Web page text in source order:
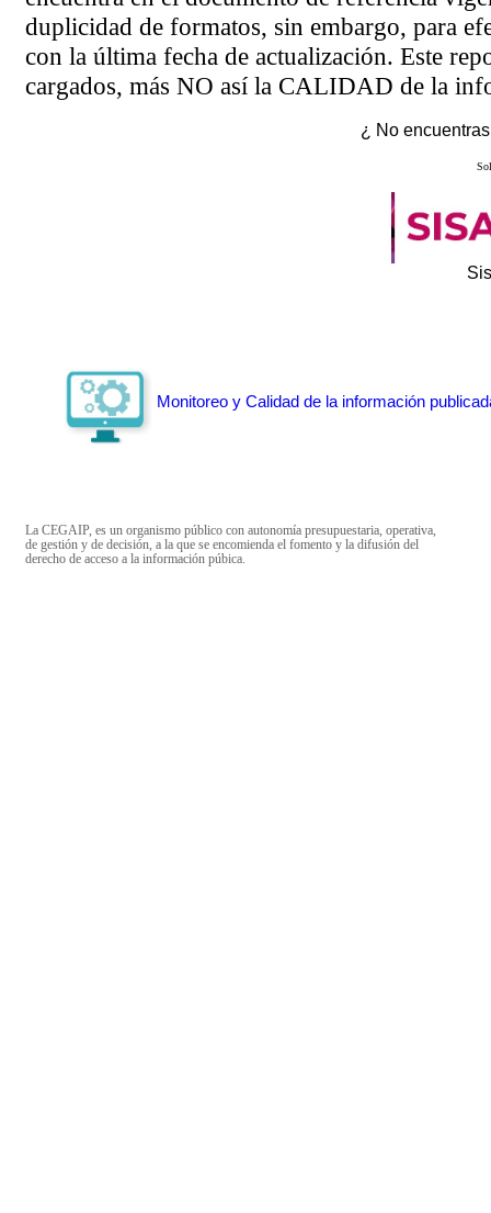
duplicidad de formatos, sin embargo, para
con la última fecha de actualización. Este
cargados, más NO así la CALIDAD de la
¿ No
Monitoreo y Calidad de la información
La CEGAIP, es un organismo público con autonomía presupuestaria, operativa,
de gestión y de decisión, a la que se encomienda el fomento y la difusión del
derecho de acceso a la información púbica.